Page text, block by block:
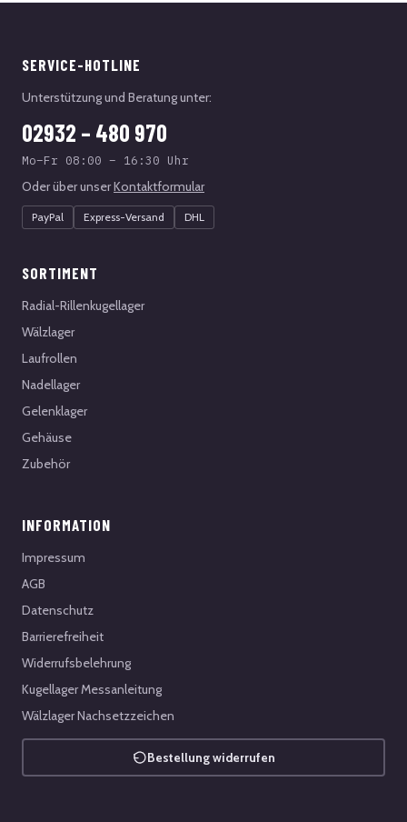
SERVICE-HOTLINE
Unterstützung und Beratung unter:
02932 – 480 970
Mo–Fr 08:00 – 16:30 Uhr
Oder über unserKontaktformular
PayPal Express-Versand DHL
SORTIMENT
Radial-Rillenkugellager
Wälzlager
Laufrollen
Nadellager
Gelenklager
Gehäuse
Zubehör
INFORMATION
Impressum
AGB
Datenschutz
Barrierefreiheit
Widerrufsbelehrung
Kugellager Messanleitung
Wälzlager Nachsetzzeichen
Bestellung widerrufen